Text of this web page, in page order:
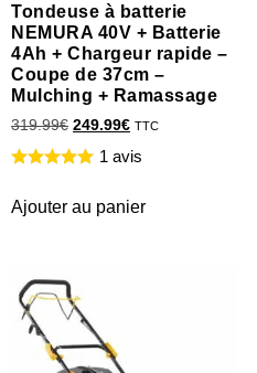
Tondeuse à batterie
NEMURA 40V + Batterie
4Ah + Chargeur rapide –
Coupe de 37cm –
Mulching + Ramassage
319.99€ 249.99€ TTC
1 avis
Ajouter au panier